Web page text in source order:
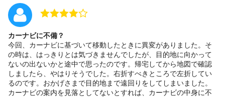
カーナビに不備？
今回、カーナビに基づいて移動したときに異変がありました。そ
の時は、はっきりとは気づきませんでしたが、目的地に向かって
ないの出ないかと途中で思ったのです。帰宅してから地図で確認
しましたら、やはりそうでした。右折すべきところで左折してい
るのです。おかげさまで目的地まで遠回りをしてしまいました。
カーナビの案内を見落としてないとすれば、カーナビの中身に不